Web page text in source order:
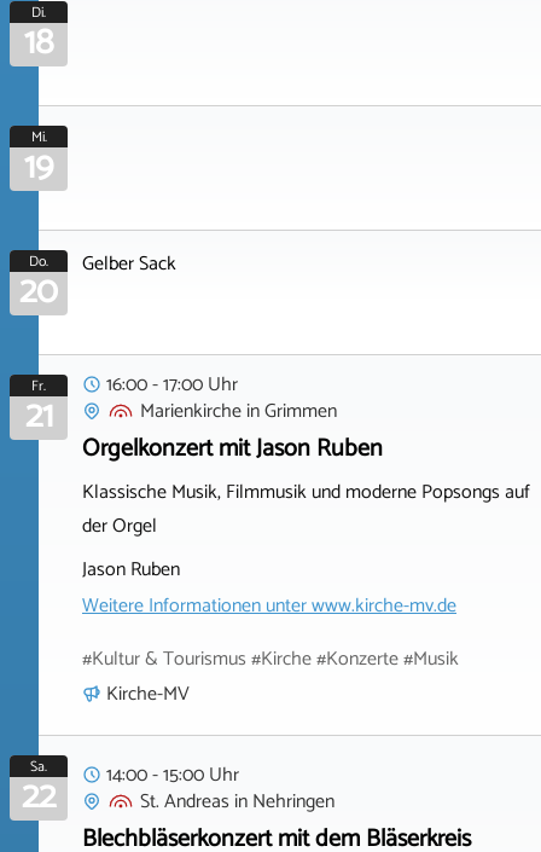
Di.
18
Mi.
19
Do.
20 Gelber Sack
Fr.
21
16:00 - 17:00 Uhr
MarienkircheinGrimmen
Orgelkonzert mit Jason Ruben
Klassische Musik, Filmmusik und moderne Popsongs auf
der Orgel
Jason Ruben
Weitere Informationen unterwww.kirche-mv.de
#Kultur & Tourismus #Kirche #Konzerte #Musik
Kirche-MV
Sa.
22
14:00 - 15:00 Uhr
St. Andreas inNehringen
Blechbläserkonzert mit dem Bläserkreis